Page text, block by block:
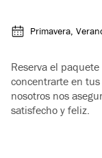
Primavera,
Reserva el
concentrarte en
nosotros nos
satisfecho y feliz.